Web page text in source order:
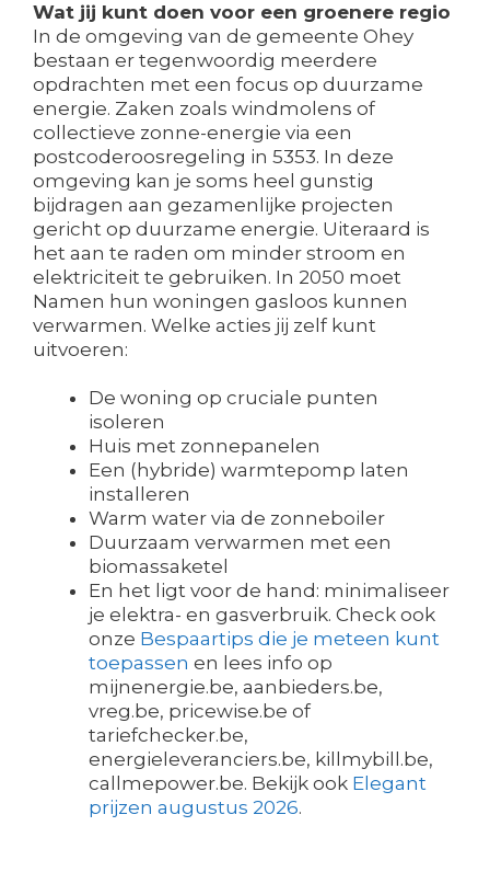
Wat jij kunt doen voor een groenere regio
In de omgeving van de gemeente Ohey
bestaan er tegenwoordig meerdere
opdrachten met een focus op duurzame
energie. Zaken zoals windmolens of
collectieve zonne-energie via een
postcoderoosregeling in 5353. In deze
omgeving kan je soms heel gunstig
bijdragen aan gezamenlijke projecten
gericht op duurzame energie. Uiteraard is
het aan te raden om minder stroom en
elektriciteit te gebruiken. In 2050 moet
Namen hun woningen gasloos kunnen
verwarmen. Welke acties jij zelf kunt
uitvoeren:
De woning op cruciale punten
isoleren
Huis met zonnepanelen
Een (hybride) warmtepomp laten
installeren
Warm water via de zonneboiler
Duurzaam verwarmen met een
biomassaketel
En het ligt voor de hand: minimaliseer
je elektra- en gasverbruik. Check ook
onze Bespaartips die je meteen kunt
toepassen en lees info op
mijnenergie.be, aanbieders.be,
vreg.be, pricewise.be of
tariefchecker.be,
energieleveranciers.be, killmybill.be,
callmepower.be. Bekijk ook Elegant
prijzen augustus 2026.